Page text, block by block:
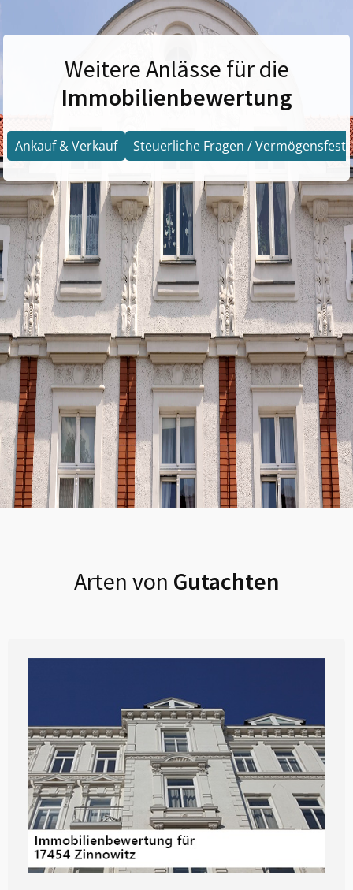
Weitere Anlässe für die
Immobilienbewertung
Ankauf & Verkauf Steuerliche Fragen /
Arten von Gutachten